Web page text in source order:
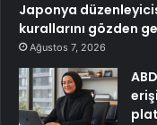
Japonya
kurallarını gözden
Ağustos 7, 2026